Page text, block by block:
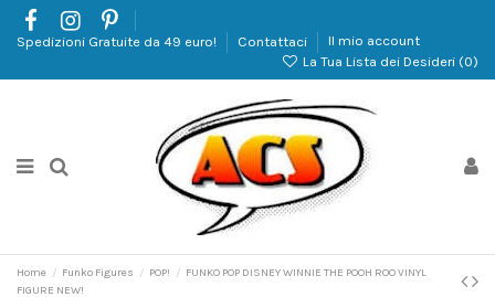
Spedizioni Gratuite da 49 euro! Contattaci
Il mio account
La Tua Lista dei Desideri (0)
Home Funko Figures POP!
FUNKO POP DISNEY WINNIE THE POOH ROO VINYL
FIGURE NEW!